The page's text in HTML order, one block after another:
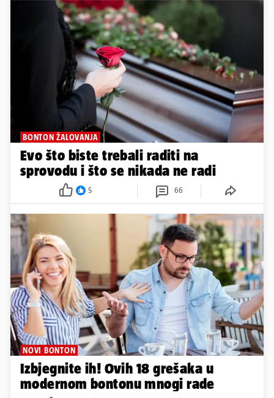
BONTON ŽALOVANJA
Evo što biste trebali raditi na
sprovodu i što se nikada ne radi
5 66
NOVI BONTON
Izbjegnite ih! Ovih 18 grešaka u
modernom bontonu mnogi rade